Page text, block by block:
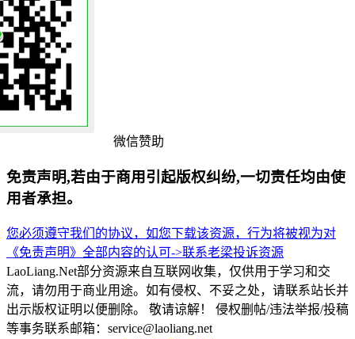
微信赞助
免责声明,若由于商用引起版权纠纷,一切责任均由使
用者承担。
您必须遵守我们的协议，如您下载该资源，行为将被视为对
《免责声明》全部内容的认可->联系老梁投诉资源
LaoLiang.Net部分资源来自互联网收集，仅供用于学习和交
流，请勿用于商业用途。如有侵权、不妥之处，请联系站长并
出示版权证明以便删除。 敬请谅解！ 侵权删帖/违法举报/投稿
等事务联系邮箱：service@laoliang.net